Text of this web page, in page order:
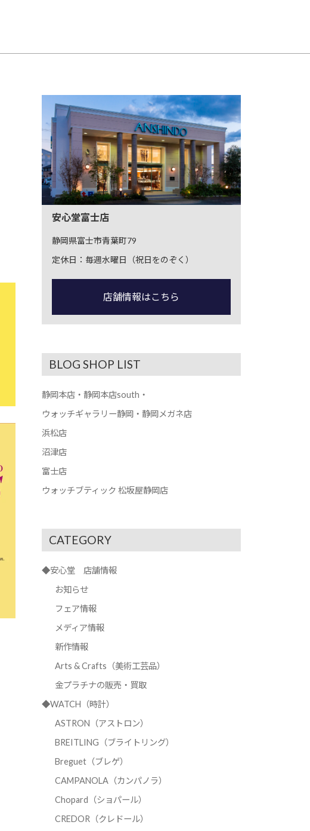
安心堂富士店
静岡県富士市青葉町79
定休日：毎週水曜日（祝日をのぞく）
店舗情報はこちら
BLOG SHOP LIST
静岡本店・静岡本店south・
ウォッチギャラリー静岡・静岡メガネ店
浜松店
沼津店
富士店
ウォッチブティック 松坂屋静岡店
CATEGORY
◆安心堂 店舗情報
お知らせ
フェア情報
メディア情報
新作情報
Arts & Crafts（美術工芸品）
金プラチナの販売・買取
◆WATCH（時計）
ASTRON（アストロン）
BREITLING（ブライトリング）
Breguet（ブレゲ）
CAMPANOLA（カンパノラ）
Chopard（ショパール）
CREDOR（クレドール）